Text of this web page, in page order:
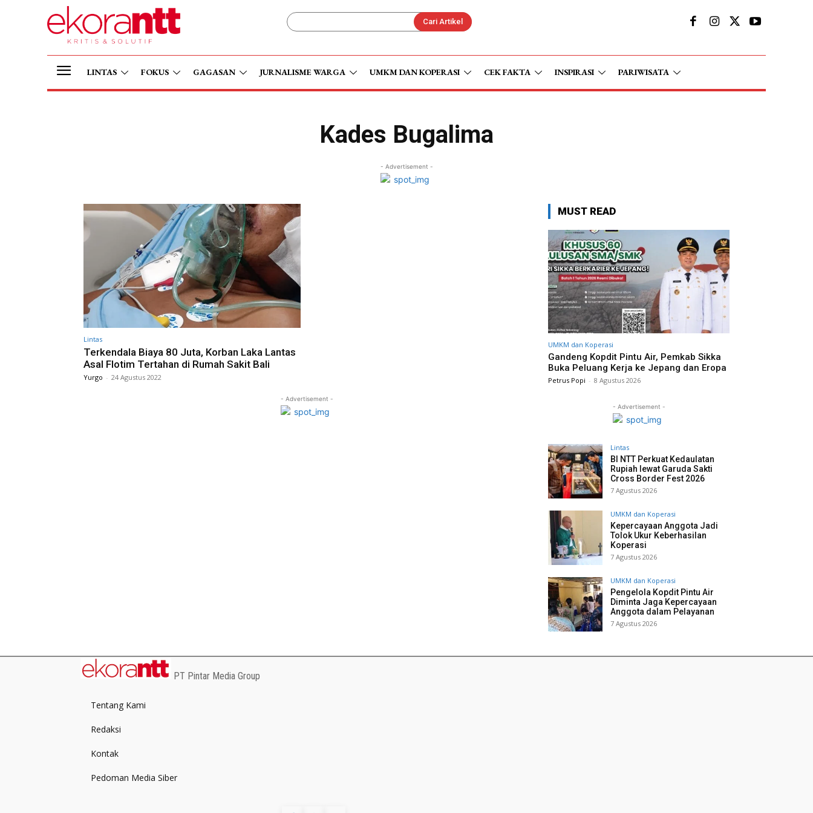
Cari Artikel
LINTAS FOKUS GAGASAN JURNALISME WARGA UMKM DAN KOPERASI CEK FAKTA INSPIRASI PARIWISATA
Kades Bugalima
- Advertisement -
Lintas
Terkendala Biaya 80 Juta, Korban Laka Lantas
Asal Flotim Tertahan di Rumah Sakit Bali
Yurgo - 24 Agustus 2022
- Advertisement -
MUST READ
UMKM dan Koperasi
Gandeng Kopdit Pintu Air, Pemkab Sikka
Buka Peluang Kerja ke Jepang dan Eropa
Petrus Popi - 8 Agustus 2026
- Advertisement -
Lintas
BI NTT Perkuat Kedaulatan
Rupiah lewat Garuda Sakti
Cross Border Fest 2026
7 Agustus 2026
UMKM dan Koperasi
Kepercayaan Anggota Jadi
Tolok Ukur Keberhasilan
Koperasi
7 Agustus 2026
UMKM dan Koperasi
Pengelola Kopdit Pintu Air
Diminta Jaga Kepercayaan
Anggota dalam Pelayanan
7 Agustus 2026
PT Pintar Media Group
Tentang Kami
Redaksi
Kontak
Pedoman Media Siber